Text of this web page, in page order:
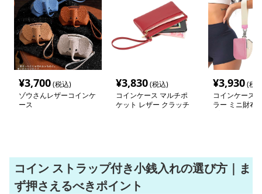
¥3,700(税込)
ゾウさんレザーコインケ
ース
¥3,830(税込)
コインケース マルチポ
ケット レザー クラッチ
¥3,930(税
コインケース
ラー ミニ財布
コイン ストラップ付き小銭入れの選び方｜ま
ず押さえるべきポイント